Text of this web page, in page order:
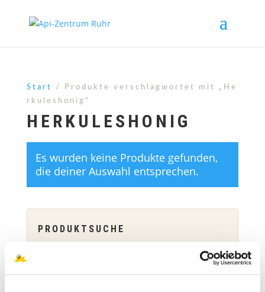
Start
/ Produkte verschlagwortet mit „He
rkuleshonig“
HERKULESHONIG
Es wurden keine Produkte gefunden,
die deiner Auswahl entsprechen.
PRODUKTSUCHE